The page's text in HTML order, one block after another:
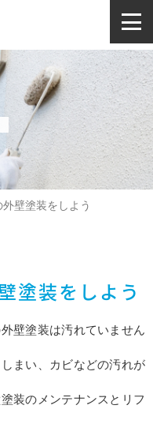
壁塗装をしよう
塗装をしよう
壁塗装は汚れていません
まい、カビなどの汚れが
装のメンテナンスとリフ